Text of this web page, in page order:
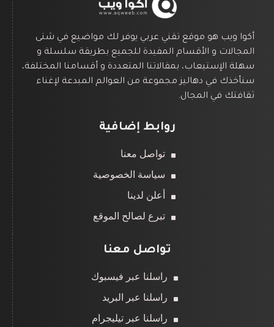
أكوا ويب هو موقع تقني عربي يوفر لك مواضيع في شتى
المجالات و الأقسام المفيدة للجميع بطريقة سلسلة و
سهلة الإستيعاب، بمقالاتنا المتعددة و أقسامنا المختلفة،
سنأخذك في دهاليز مجموعة من العوالم المبدعة لإغناء
ثقافتك في المجال.
روابط إضافية
تواصل معنا
سياسة الخصوصية
أعلن لدينا
تبرع لصالح الموقع
تواصل معنا
راسلنا عبر فيسبوك
راسلنا عبر البريد
راسلنا عبر تيليجرام